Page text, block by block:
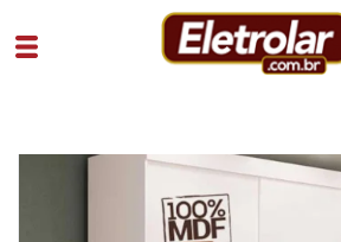
Home Quarto